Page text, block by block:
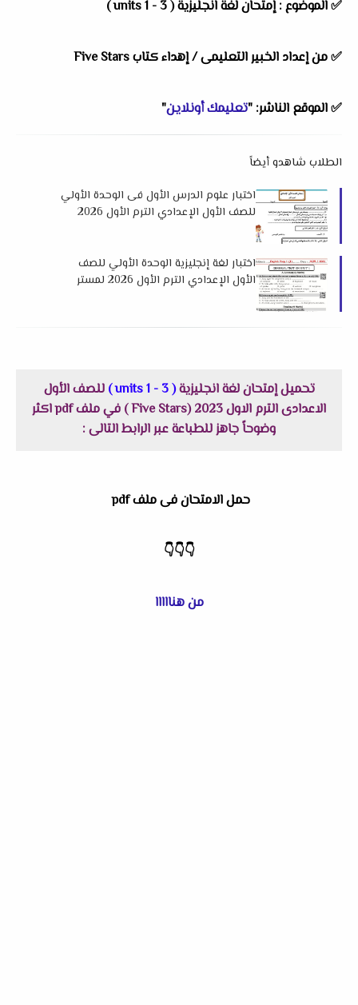
✅الموضوع : إمتحان لغة انجليزية ( units 1 - 3 )
✅من إعداد الخبير التعليمى / إهداء كتاب Five Stars
✅الموقع الناشر: "تعليمك أونلاين"
الطلاب شاهدو أيضاً
اختبار علوم الدرس الأول فى الوحدة الأولي
للصف الأول الإعدادي الترم الأول 2026
اختبار لغة إنجليزية الوحدة الأولي للصف
الأول الإعدادي الترم الأول 2026 لمستر
تحميل إمتحان لغة انجليزية( units 1 - 3 )
للصف الأول
الاعدادى الترم الاول 2023 (Five Stars ) في ملف pdf اكثر
وضوحاً جاهز للطباعة عبر الرابط التالى :
حمل الامتحان فى ملف pdf
👇👇👇
من هنااااا